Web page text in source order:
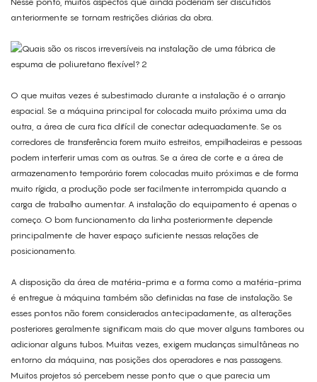
anteriormente se tornam restrições diárias da obra.
O que muitas vezes é subestimado durante a instalação é o arranjo
espacial. Se a máquina principal for colocada muito próxima uma da
outra, a área de cura fica difícil de conectar adequadamente. Se os
corredores de transferência forem muito estreitos, empilhadeiras e pessoas
podem interferir umas com as outras. Se a área de corte e a área de
armazenamento temporário forem colocadas muito próximas e de forma
muito rígida, a produção pode ser facilmente interrompida quando a
carga de trabalho aumentar. A instalação do equipamento é apenas o
começo. O bom funcionamento da linha posteriormente depende
principalmente de haver espaço suficiente nessas relações de
posicionamento.
A disposição da área de matéria-prima e a forma como a matéria-prima
é entregue à máquina também são definidas na fase de instalação. Se
esses pontos não forem considerados antecipadamente, as alterações
posteriores geralmente significam mais do que mover alguns tambores ou
adicionar alguns tubos. Muitas vezes, exigem mudanças simultâneas no
entorno da máquina, nas posições dos operadores e nas passagens.
Muitos projetos só percebem nesse ponto que o que parecia um